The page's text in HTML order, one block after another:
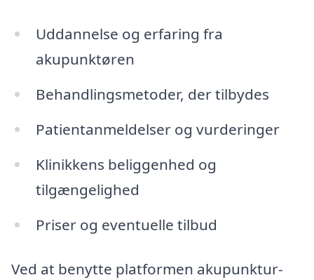
Uddannelse og erfaring fra
akupunktøren
Behandlingsmetoder, der tilbydes
Patientanmeldelser og vurderinger
Klinikkens beliggenhed og
tilgængelighed
Priser og eventuelle tilbud
Ved at benytte platformen akupunktur-